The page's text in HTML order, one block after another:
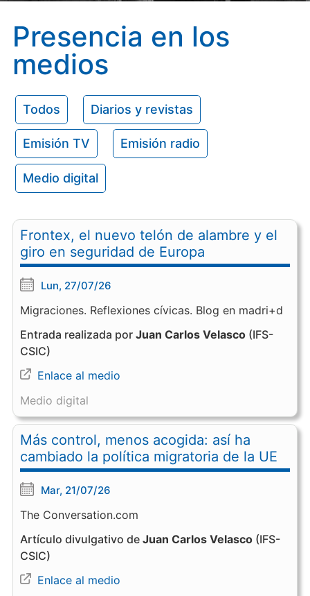
Presencia en los
medios
Todos Diarios y revistas
Emisión TV Emisión radio
Medio digital
Frontex, el nuevo telón de alambre y el
giro en seguridad de Europa
Lun, 27/07/26
Migraciones. Reflexiones cívicas. Blog en madri+d
Entrada realizada por Juan Carlos Velasco(IFS-
CSIC)
Enlace al medio
Medio digital
Más control, menos acogida: así ha
cambiado la política migratoria de la UE
Mar, 21/07/26
The Conversation.com
Artículo divulgativo de Juan Carlos Velasco(IFS-
CSIC)
Enlace al medio